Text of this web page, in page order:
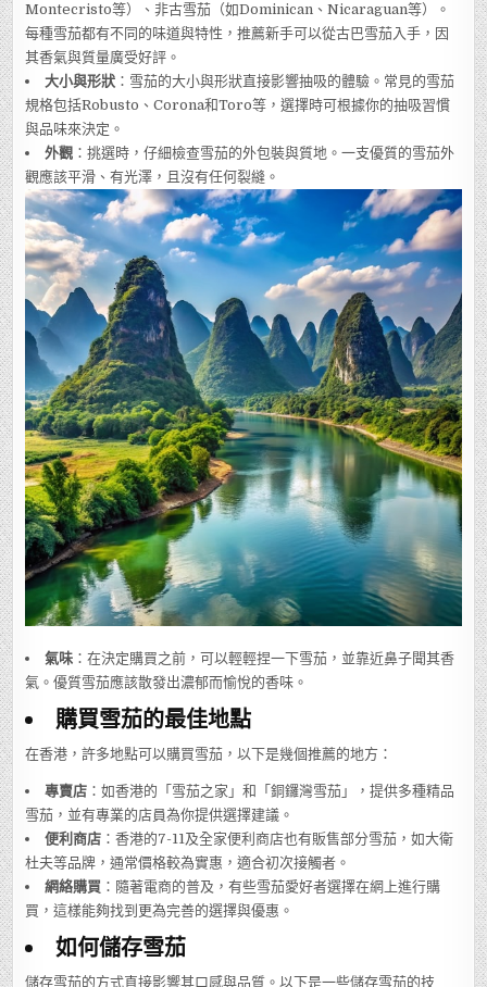
Montecristo等）、非古雪茄（如Dominican、Nicaraguan等）。
每種雪茄都有不同的味道與特性，推薦新手可以從古巴雪茄入手，因
其香氣與質量廣受好評。
大小與形狀 ：雪茄的大小與形狀直接影響抽吸的體驗。常見的雪茄
規格包括Robusto、Corona和Toro等，選擇時可根據你的抽吸習慣
與品味來決定。
外觀 ：挑選時，仔細檢查雪茄的外包裝與質地。一支優質的雪茄外
觀應該平滑、有光澤，且沒有任何裂縫。
氣味 ：在決定購買之前，可以輕輕捏一下雪茄，並靠近鼻子聞其香
氣。優質雪茄應該散發出濃郁而愉悅的香味。
購買雪茄的最佳地點
在香港，許多地點可以購買雪茄，以下是幾個推薦的地方：
專賣店 ：如香港的「雪茄之家」和「銅鑼灣雪茄」，提供多種精品
雪茄，並有專業的店員為你提供選擇建議。
便利商店 ：香港的7-11及全家便利商店也有販售部分雪茄，如大衛
杜夫等品牌，通常價格較為實惠，適合初次接觸者。
網絡購買 ：隨著電商的普及，有些雪茄愛好者選擇在網上進行購
買，這樣能夠找到更為完善的選擇與優惠。
如何儲存雪茄
儲存雪茄的方式直接影響其口感與品質。以下是一些儲存雪茄的技